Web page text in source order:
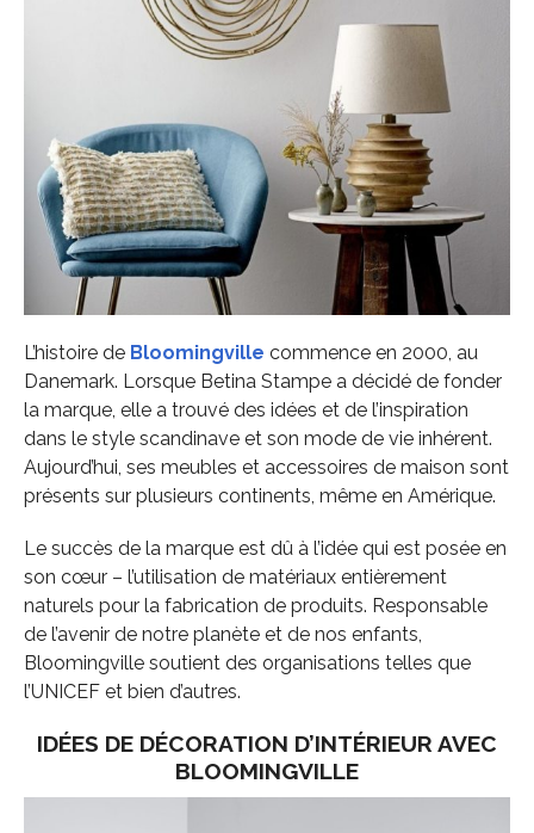
L’histoire de Bloomingville commence en 2000, au
Danemark. Lorsque Betina Stampe a décidé de fonder
la marque, elle a trouvé des idées et de l’inspiration
dans le style scandinave et son mode de vie inhérent.
Aujourd’hui, ses meubles et accessoires de maison sont
présents sur plusieurs continents, même en Amérique.
Le succès de la marque est dû à l’idée qui est posée en
son cœur – l’utilisation de matériaux entièrement
naturels pour la fabrication de produits. Responsable
de l’avenir de notre planète et de nos enfants,
Bloomingville soutient des organisations telles que
l’UNICEF et bien d’autres.
IDÉES DE DÉCORATION D’INTÉRIEUR AVEC
BLOOMINGVILLE